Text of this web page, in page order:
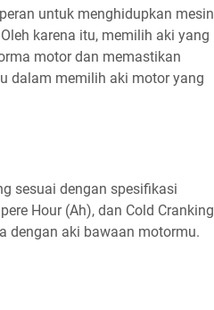
untuk menghidupkan mesin
karena itu, memilih aki yang
motor dan memastikan
dalam memilih aki motor yang
sesuai dengan spesifikasi
Hour (Ah), dan Cold Cranking
dengan aki bawaan motormu.